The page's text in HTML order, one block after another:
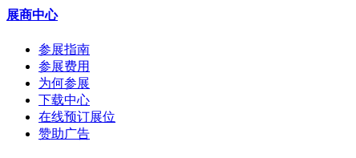
展商中心
参展指南
参展费用
为何参展
下载中心
在线预订展位
赞助广告